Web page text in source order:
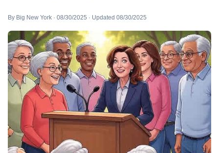
By Big New York · 08/30/2025 · Updated 08/30/2025